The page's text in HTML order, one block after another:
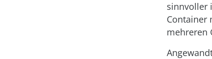
sinnvoller
Container
mehreren